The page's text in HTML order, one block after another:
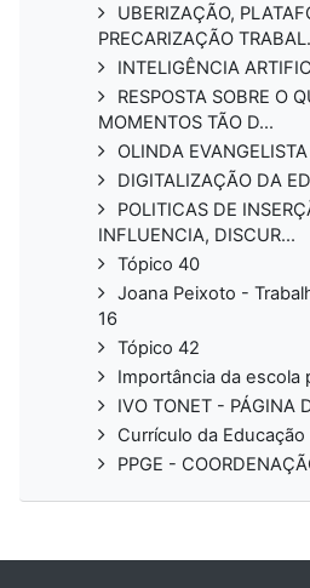
UBERIZAÇÃO,
PRECARIZAÇÃO
INTELIGÊNCIA
RESPOSTA SOBRE O
MOMENTOS TÃO D...
OLINDA
DIGITALIZAÇÃO DA
POLITICAS DE
INFLUENCIA, DISCUR...
Tópico 40
Joana Peixoto -
16
Tópico 42
Importância da escola
IVO TONET - PÁGINA
Currículo da
PPGE -